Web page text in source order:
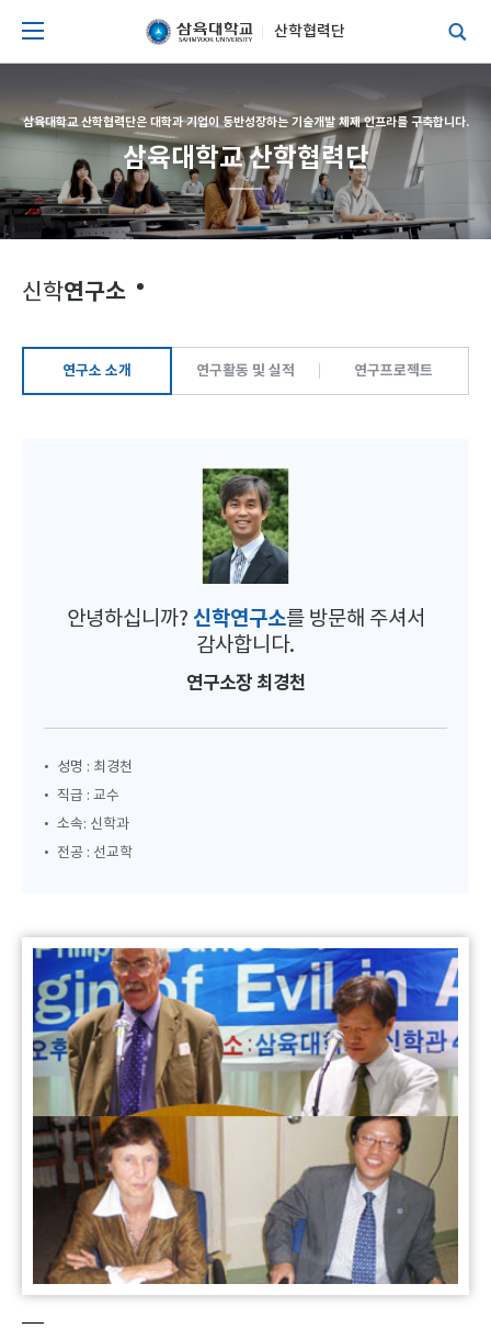
산학협력단
삼육대학교 산학협력단은 대학과 기업이 동반성장하는 기술개발 체제 인프라를 구축합니다.
삼육대학교 산학협력단
신학연구소
연구소 소개 연구활동 및 실적 연구프로젝트
안녕하십니까? 신학연구소를 방문해 주셔서
감사합니다.
연구소장 최경천
• 성명 : 최경천
• 직급 : 교수
• 소속: 신학과
• 전공 : 선교학